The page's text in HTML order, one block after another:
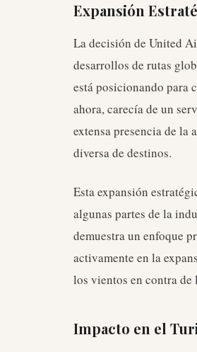
Expansión
La decisión de United
desarrollos de rutas
está posicionando para
ahora, carecía de un
extensa presencia de la
diversa de destinos.
Esta expansión
algunas partes de la
demuestra un enfoque
activamente en la
los vientos en contra
Impacto en el